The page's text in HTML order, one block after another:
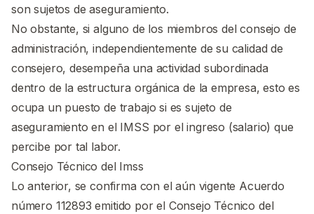
son sujetos de aseguramiento.
No obstante, si alguno de los miembros del consejo de
administración, independientemente de su calidad de
consejero, desempeña una actividad subordinada
dentro de la estructura orgánica de la empresa, esto es
ocupa un puesto de trabajo si es sujeto de
aseguramiento en el IMSS por el ingreso (salario) que
percibe por tal labor.
Consejo Técnico del Imss
Lo anterior, se confirma con el aún vigente Acuerdo
número 112893 emitido por el Consejo Técnico del